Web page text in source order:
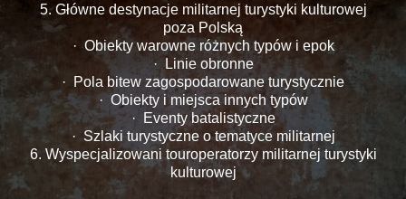
5. Główne destynacje militarnej turystyki kulturowej
poza Polską
· Obiekty warowne różnych typów i epok
· Linie obronne
· Pola bitew zagospodarowane turystycznie
· Obiekty i miejsca innych typów
· Eventy batalistyczne
· Szlaki turystyczne o tematyce militarnej
6. Wyspecjalizowani touroperatorzy militarnej turystyki
kulturowej